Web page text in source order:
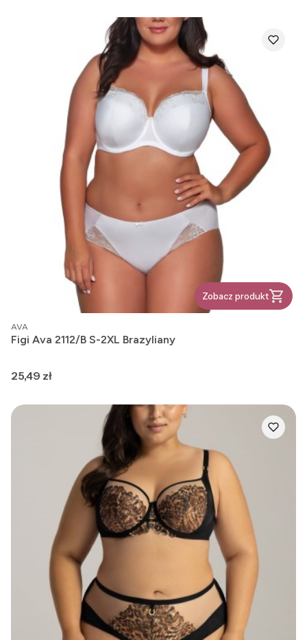
Zobacz produkt
PRODUCENT
AVA
Figi Ava 2112/B S-2XL Brazyliany
Cena
25,49 zł